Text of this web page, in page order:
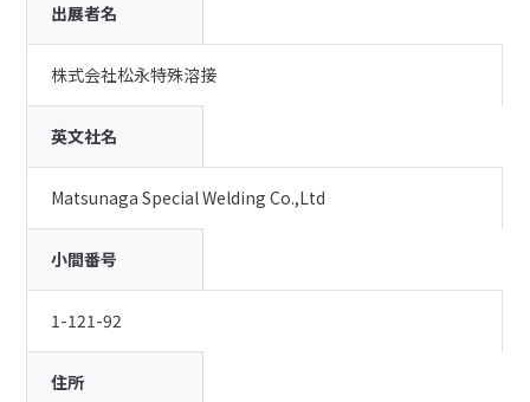
出展者名
株式会社松永特殊溶接
英文社名
Matsunaga Special Welding Co.,Ltd
小間番号
1-121-92
住所